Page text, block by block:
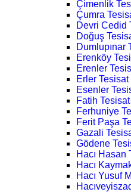
Çimenlik
Çumra
Devri Cedid
Doğuş
Dumlupınar
Erenköy
Erenler
Erler Tesisat
Esenler
Fatih Tesisat
Ferhuniye
Ferit Paşa
Gazali
Gödene
Hacı Hasan
Hacı
Hacı Yusuf